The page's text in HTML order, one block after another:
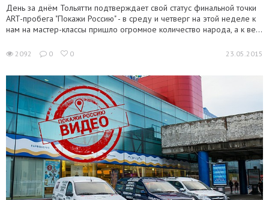
День за днём Тольятти подтверждает свой статус финальной точки
ART-пробега "Покажи Россию" - в среду и четверг на этой неделе к
нам на мастер-классы пришло огромное количество народа, а к ве...
2092 0 0 23.05.2015